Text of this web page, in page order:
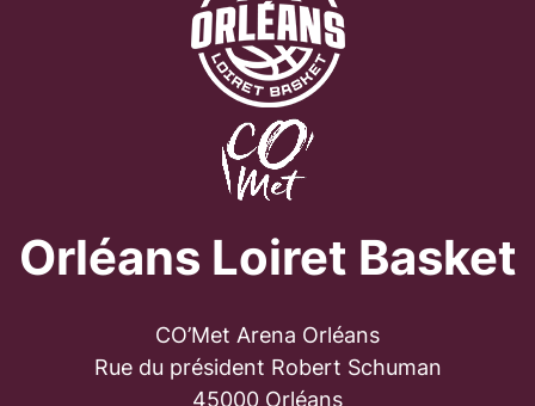
Orléans Loiret Basket
CO’Met Arena Orléans
Rue du président Robert Schuman
45000 Orléans